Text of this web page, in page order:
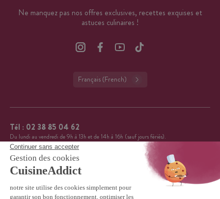
Ne manquez pas nos offres exclusives, recettes exquises et
astuces culinaires !
Français (French)
Tél : 02 38 85 04 62
Du lundi au vendredi de 9h à 13h et de 14h à 16h (sauf jours fériés).
4.7
CuisineAddict affiche une note de 4,7 sur 5 grâce à plus
de 3 700 avis authentiques. Merci pour votre fidélité.
VOIR TOUS LES AVIS